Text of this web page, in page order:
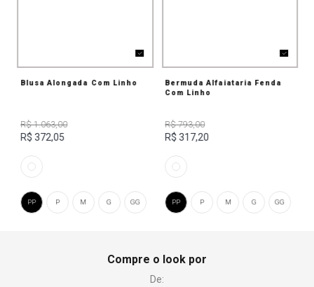
Blusa Alongada Com Linho
R$ 1.063,00
R$ 372,05
G GG
M
P
PP
Bermuda Alfaiataria Fenda
Com Linho
R$ 793,00
R$ 317,20
G GG
M
P
PP
Compre o look por
De: